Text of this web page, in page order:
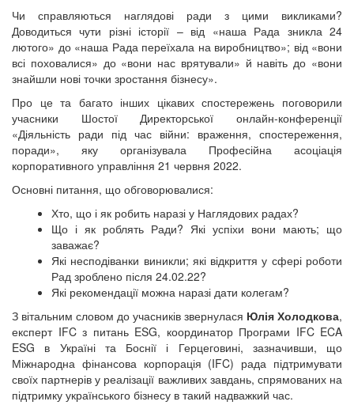
Чи справляються наглядові ради з цими викликами?
Доводиться чути різні історії – від «наша Рада зникла 24
лютого» до «наша Рада переїхала на виробництво»; від «вони
всі поховалися» до «вони нас врятували» й навіть до «вони
знайшли нові точки зростання бізнесу».
Про це та багато інших цікавих спостережень поговорили
учасники Шостої Директорської онлайн-конференції
«Діяльність ради під час війни: враження, спостереження,
поради», яку організувала Професійна асоціація
корпоративного управління 21 червня 2022.
Основні питання, що обговорювалися:
Хто, що і як робить наразі у Наглядових радах?
Що і як роблять Ради? Які успіхи вони мають; що
заважає?
Які несподіванки виникли; які відкриття у сфері роботи
Рад зроблено після 24.02.22?
Які рекомендації можна наразі дати колегам?
З вітальним словом до учасників звернулася Юлія Холодкова,
експерт IFC з питань ESG, координатор Програми IFC ECA
ESG в Україні та Боснії і Герцеговині, зазначивши, що
Міжнародна фінансова корпорація (IFC) рада підтримувати
своїх партнерів у реалізації важливих завдань, спрямованих на
підтримку українського бізнесу в такий надважкий час.